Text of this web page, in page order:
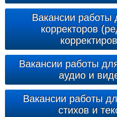
Вакансии работы
корректоров
Вакансии работы
аудио и
Вакансии работы
стихов и